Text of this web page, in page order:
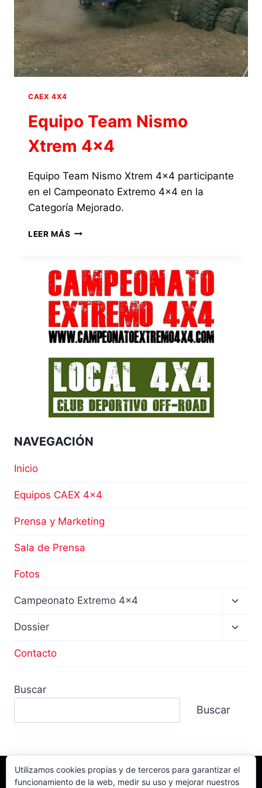
CAEX 4X4
Equipo Team Nismo
Xtrem 4×4
Equipo Team Nismo Xtrem 4×4 participante
en el Campeonato Extremo 4×4 en la
Categoría Mejorado.
LEER MÁS EQUIPO
XTREM
4×4
NAVEGACIÓN
Inicio
Equipos CAEX 4×4
Prensa y Marketing
Sala de Prensa
Fotos
Campeonato Extremo 4×4
hijo
Dossier
Contacto
Buscar
Buscar
Facebook TikTok Instagram
Utilizamos cookies propias y de terceros para garantizar el
funcionamiento de la web, medir su uso y mejorar nuestros